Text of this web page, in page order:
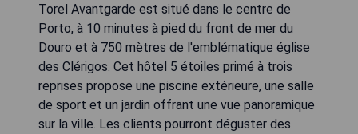
Torel Avantgarde est situé dans le centre de
Porto, à 10 minutes à pied du front de mer du
Douro et à 750 mètres de l'emblématique église
des Clérigos. Cet hôtel 5 étoiles primé à trois
reprises propose une piscine extérieure, une salle
de sport et un jardin offrant une vue panoramique
sur la ville. Les clients pourront déguster des